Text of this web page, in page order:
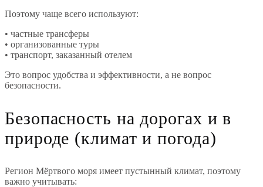
Поэтому чаще всего используют:
• частные трансферы
• организованные туры
• транспорт, заказанный отелем
Это вопрос удобства и эффективности, а не вопрос
безопасности.
Безопасность на дорогах и в
природе (климат и погода)
Регион Мёртвого моря имеет пустынный климат, поэтому
важно учитывать: